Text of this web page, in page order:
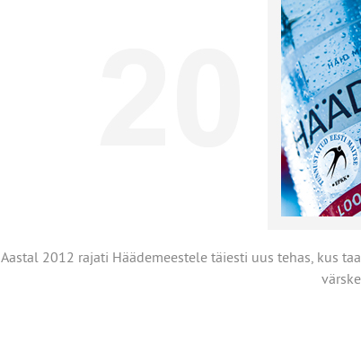
Aastal 2012 rajati Häädemeestele täiesti uus tehas, kus